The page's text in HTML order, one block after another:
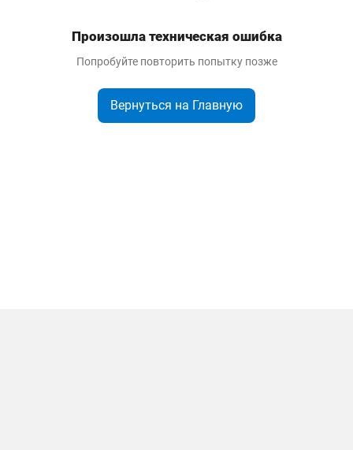
Произошла техническая ошибка
Попробуйте повторить попытку позже
Вернуться на Главную